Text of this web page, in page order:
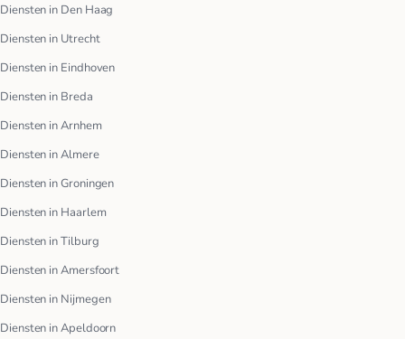
Diensten in Den Haag
Diensten in Utrecht
Diensten in Eindhoven
Diensten in Breda
Diensten in Arnhem
Diensten in Almere
Diensten in Groningen
Diensten in Haarlem
Diensten in Tilburg
Diensten in Amersfoort
Diensten in Nijmegen
Diensten in Apeldoorn